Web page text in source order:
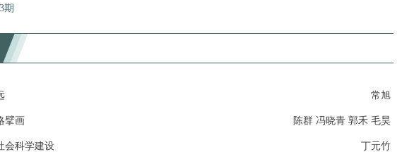
期
常旭
擘画 陈群 冯晓青 郭禾 毛昊
会科学建设 丁元竹